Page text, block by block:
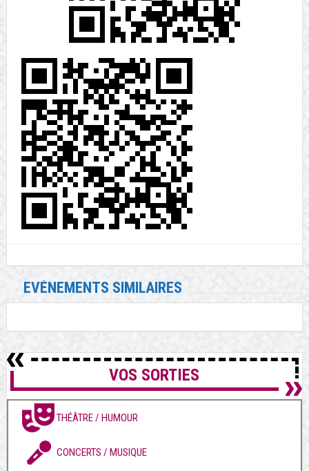
EVÉNEMENTS SIMILAIRES
VOS SORTIES
THÉÂTRE / HUMOUR
CONCERTS / MUSIQUE